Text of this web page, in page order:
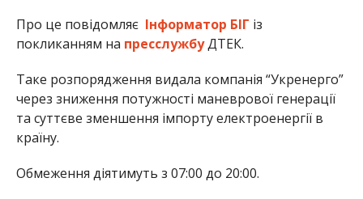
Про це повідомляє Інформатор БІГ із
покликанням на пресслужбуДТЕК.
Таке розпорядження видала компанія “Укренерго”
через зниження потужності маневрової генерації
та суттєве зменшення імпорту електроенергії в
країну.
Обмеження діятимуть з 07:00 до 20:00.